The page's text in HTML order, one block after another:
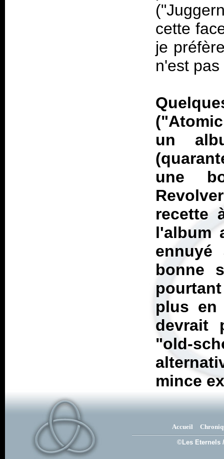
cette
je
n'est
un
une
recette
l'album
ennuyé
bonne
plus en
devrait
"old-
mince
Accueil
©Les Eternels